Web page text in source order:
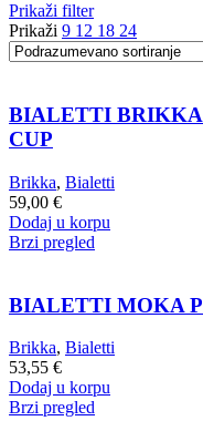
Prikaži filter
Prikaži 9 12 18 24
BIALETTI
CUP
Brikka, Bialetti
59,00 €
Dodaj u korpu
Brzi pregled
BIALETTI MOKA
Brikka, Bialetti
53,55 €
Dodaj u korpu
Brzi pregled